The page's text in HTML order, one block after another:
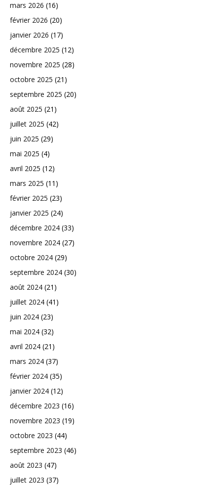
mars 2026 (16)
février 2026 (20)
janvier 2026 (17)
décembre 2025 (12)
novembre 2025 (28)
octobre 2025 (21)
septembre 2025 (20)
août 2025 (21)
juillet 2025 (42)
juin 2025 (29)
mai 2025 (4)
avril 2025 (12)
mars 2025 (11)
février 2025 (23)
janvier 2025 (24)
décembre 2024 (33)
novembre 2024 (27)
octobre 2024 (29)
septembre 2024 (30)
août 2024 (21)
juillet 2024 (41)
juin 2024 (23)
mai 2024 (32)
avril 2024 (21)
mars 2024 (37)
février 2024 (35)
janvier 2024 (12)
décembre 2023 (16)
novembre 2023 (19)
octobre 2023 (44)
septembre 2023 (46)
août 2023 (47)
juillet 2023 (37)